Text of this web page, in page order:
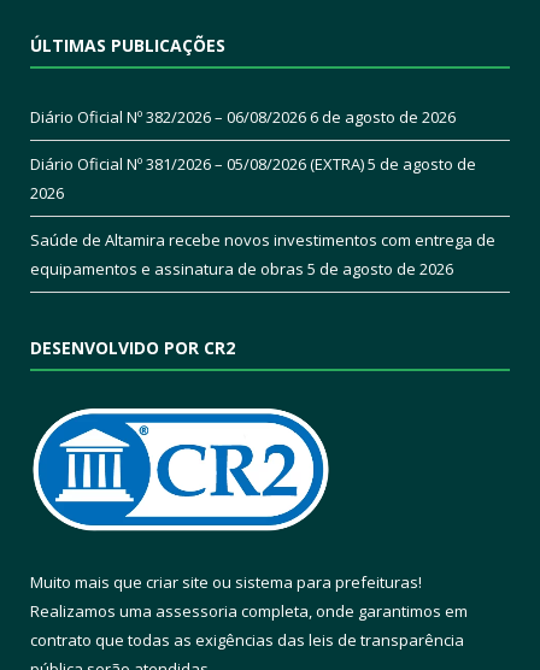
ÚLTIMAS PUBLICAÇÕES
Diário Oficial Nº 382/2026 – 06/08/20266 de agosto de 2026
Diário Oficial Nº 381/2026 – 05/08/2026 (EXTRA)5 de agosto de
2026
Saúde de Altamira recebe novos investimentos com entrega de
equipamentos e assinatura de obras 5 de agosto de 2026
DESENVOLVIDO POR CR2
Muito mais que criar site ou sistema para prefeituras!
Realizamos uma assessoria completa, onde garantimos em
contrato que todas as exigências das leis de transparência